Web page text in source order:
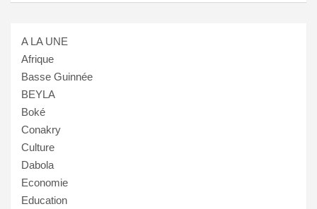
A LA UNE
Afrique
Basse Guinnée
BEYLA
Boké
Conakry
Culture
Dabola
Economie
Education